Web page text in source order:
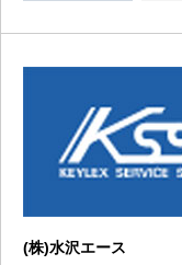
(株)水沢エース